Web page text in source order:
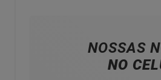
NOSSAS
NO